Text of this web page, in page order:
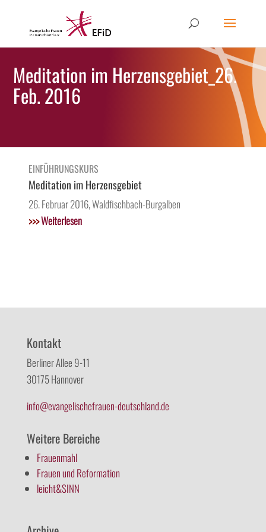
Meditation im Herzensgebiet_26.
Feb. 2016
EINFÜHRUNGSKURS
Meditation im Herzensgebiet
26. Februar 2016, Waldfischbach-Burgalben
>>>Weiterlesen
Kontakt
Berliner Allee 9-11
30175 Hannover
info@evangelischefrauen-deutschland.de
Weitere Bereiche
Frauenmahl
Frauen und Reformation
leicht&SINN